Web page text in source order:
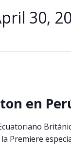
30,
en
Premiere